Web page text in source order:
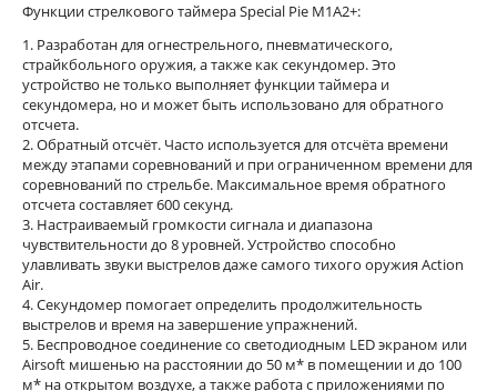
Функции стрелкового таймера Special Pie M1A2+:
1. Разработан для огнестрельного, пневматического,
страйкбольного оружия, а также как секундомер. Это
устройство не только выполняет функции таймера и
секундомера, но и может быть использовано для обратного
отсчета.
2. Обратный отсчёт. Часто используется для отсчёта времени
между этапами соревнований и при ограниченном времени для
соревнований по стрельбе. Максимальное время обратного
отсчета составляет 600 секунд.
3. Настраиваемый громкости сигнала и диапазона
чувствительности до 8 уровней. Устройство способно
улавливать звуки выстрелов даже самого тихого оружия Action
Air.
4. Секундомер помогает определить продолжительность
выстрелов и время на завершение упражнений.
5. Беспроводное соединение со светодиодным LED экраном или
Airsoft мишенью на расстоянии до 50 м* в помещении и до 100
м* на открытом воздухе, а также работа с приложениями по